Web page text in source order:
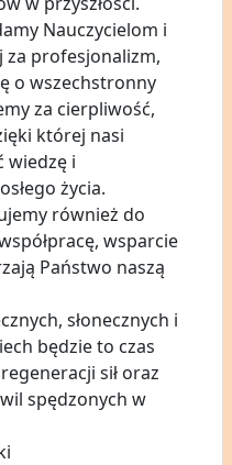
Nauczycielom i
za profesjonalizm,
o wszechstronny
za cierpliwość,
której nasi
wiedzę i
życia.
również do
wsparcie
Państwo naszą
słonecznych i
będzie to czas
sił oraz
spędzonych w